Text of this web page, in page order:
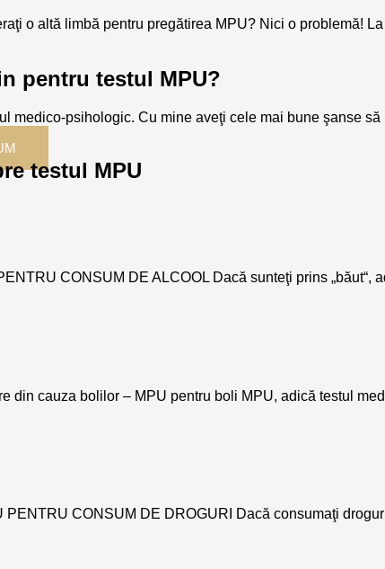
o altă limbă pentru pregătirea MPU? Nici o problemă!
pentru testul MPU?
medico-psihologic. Cu mine aveţi cele mai bune şanse
testul MPU
CONSUM DE ALCOOL Dacă sunteţi prins
din cauza bolilor – MPU pentru boli MPU, adică testul
CONSUM DE DROGURI Dacă consumaţi